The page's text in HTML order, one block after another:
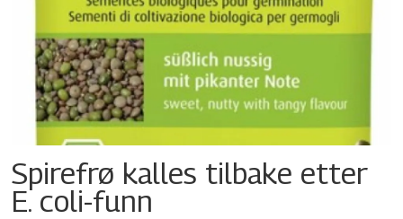
Spirefrø kalles tilbake etter
E. coli-funn